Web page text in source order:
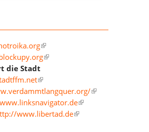
die Stadt
www.libertad.de